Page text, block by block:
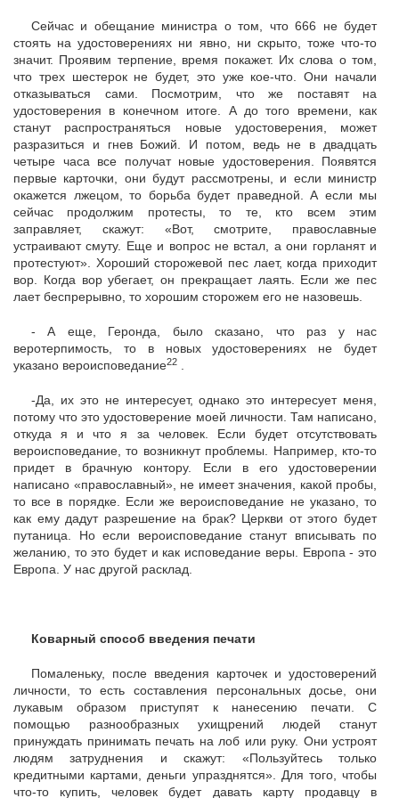
Сейчас и обещание министра о том, что 666 не будет
стоять на удостоверениях ни явно, ни скрыто, тоже что-то
значит. Проявим терпение, время покажет. Их слова о том,
что трех шестерок не будет, это уже кое-что. Они начали
отказываться сами. Посмотрим, что же поставят на
удостоверения в конечном итоге. А до того времени, как
станут распространяться новые удостоверения, может
разразиться и гнев Божий. И потом, ведь не в двадцать
четыре часа все получат новые удостоверения. Появятся
первые карточки, они будут рассмотрены, и если министр
окажется лжецом, то борьба будет праведной. А если мы
сейчас продолжим протесты, то те, кто всем этим
заправляет, скажут: «Вот, смотрите, православные
устраивают смуту. Еще и вопрос не встал, а они горланят и
протестуют». Хороший сторожевой пес лает, когда приходит
вор. Когда вор убегает, он прекращает лаять. Если же пес
лает беспрерывно, то хорошим сторожем его не назовешь.
- А еще, Геронда, было сказано, что раз у нас
веротерпимость, то в новых удостоверениях не будет
указано вероисповедание22
-Да, их это не интересует, однако это интересует меня,
потому что это удостоверение моей личности. Там написано,
откуда я и что я за человек. Если будет отсутствовать
вероисповедание, то возникнут проблемы. Например, кто-то
придет в брачную контору. Если в его удостоверении
написано «православный», не имеет значения, какой пробы,
то все в порядке. Если же вероисповедание не указано, то
как ему дадут разрешение на брак? Церкви от этого будет
путаница. Но если вероисповедание станут вписывать по
желанию, то это будет и как исповедание веры. Европа - это
Европа. У нас другой расклад.
Коварный способ введения печати
Помаленьку, после введения карточек и удостоверений
личности, то есть составления персональных досье, они
лукавым образом приступят к нанесению печати. С
помощью разнообразных ухищрений людей станут
принуждать принимать печать на лоб или руку. Они устроят
людям затруднения и скажут: «Пользуйтесь только
кредитными картами, деньги упразднятся». Для того, чтобы
что-то купить, человек будет давать карту продавцу в